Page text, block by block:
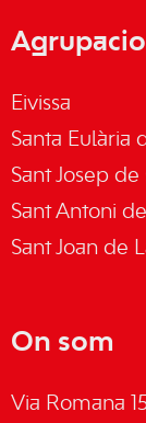
Eivissa
Santa Eulària
Sant Josep de
Sant Antoni
Sant Joan de
On som
Via Romana